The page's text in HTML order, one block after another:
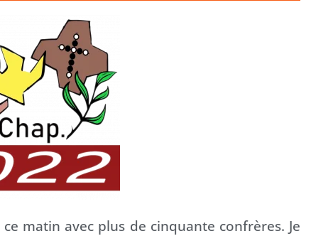
matin avec plus de cinquante confrères. Je